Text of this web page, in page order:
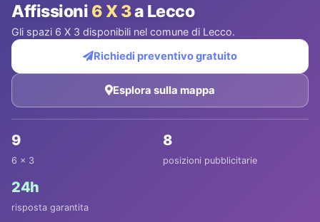
Affissioni 6 X 3a Lecco
Gli spazi 6 X 3 disponibili nel comune di Lecco.
Richiedi preventivo gratuito
Esplora sulla mappa
9
6 x 3
8
posizioni pubblicitarie
24h
risposta garantita